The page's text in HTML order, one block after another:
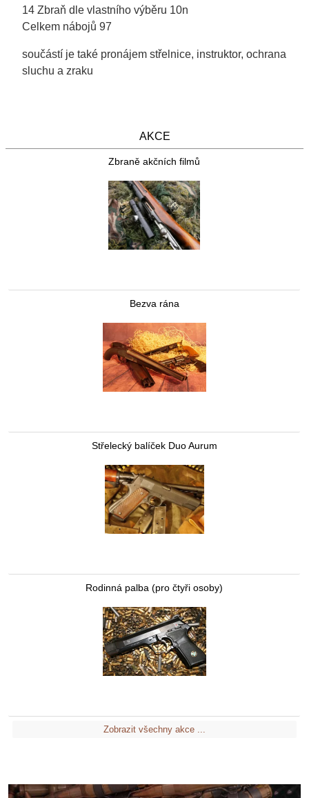
14 Zbraň dle vlastního výběru 10n
Celkem nábojů 97
součástí je také pronájem střelnice, instruktor, ochrana
sluchu a zraku
AKCE
Zbraně akčních filmů
Bezva rána
Střelecký balíček Duo Aurum
Rodinná palba (pro čtyři osoby)
Zobrazit všechny akce ...